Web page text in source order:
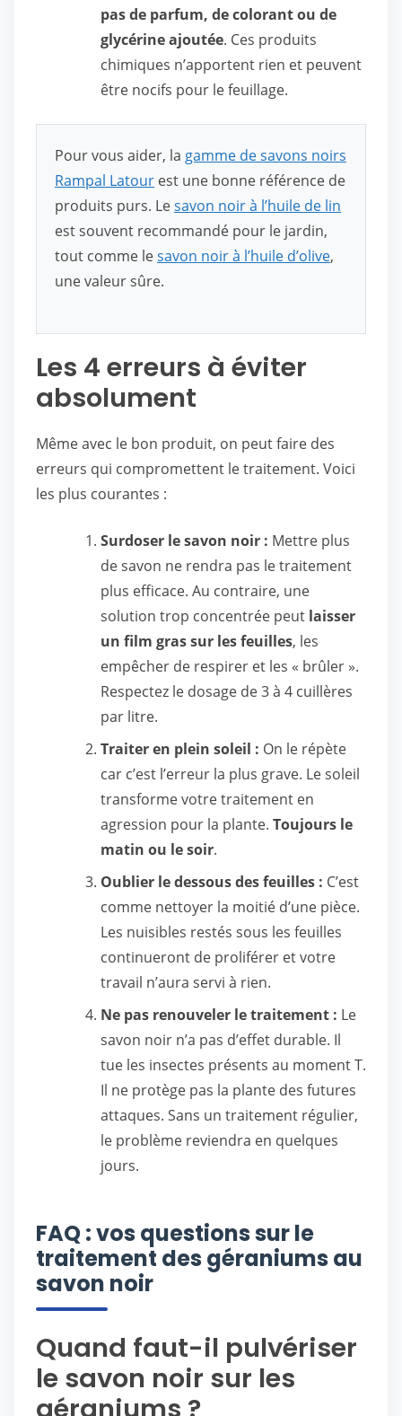
pas de parfum, de colorant ou de
glycérine ajoutée. Ces produits
chimiques n’apportent rien et peuvent
être nocifs pour le feuillage.
Pour vous aider, la gamme de savons noirs
Rampal Latour est une bonne référence de
produits purs. Lesavon noir à l’huile de lin
est souvent recommandé pour le jardin,
tout comme lesavon noir à l’huile d’olive,
une valeur sûre.
Les 4 erreurs à éviter
absolument
Même avec le bon produit, on peut faire des
erreurs qui compromettent le traitement. Voici
les plus courantes :
Surdoser le savon noir : Mettre plus
de savon ne rendra pas le traitement
plus efficace. Au contraire, une
solution trop concentrée peut laisser
un film gras sur les feuilles, les
empêcher de respirer et les « brûler ».
Respectez le dosage de 3 à 4 cuillères
par litre.
Traiter en plein soleil : On le répète
car c’est l’erreur la plus grave. Le soleil
transforme votre traitement en
agression pour la plante. Toujours le
matin ou le soir.
Oublier le dessous des feuilles : C’est
comme nettoyer la moitié d’une pièce.
Les nuisibles restés sous les feuilles
continueront de proliférer et votre
travail n’aura servi à rien.
Ne pas renouveler le traitement : Le
savon noir n’a pas d’effet durable. Il
tue les insectes présents au moment T.
Il ne protège pas la plante des futures
attaques. Sans un traitement régulier,
le problème reviendra en quelques
jours.
FAQ : vos questions sur le
traitement des géraniums au
savon noir
Quand faut-il pulvériser
le savon noir sur les
géraniums ?